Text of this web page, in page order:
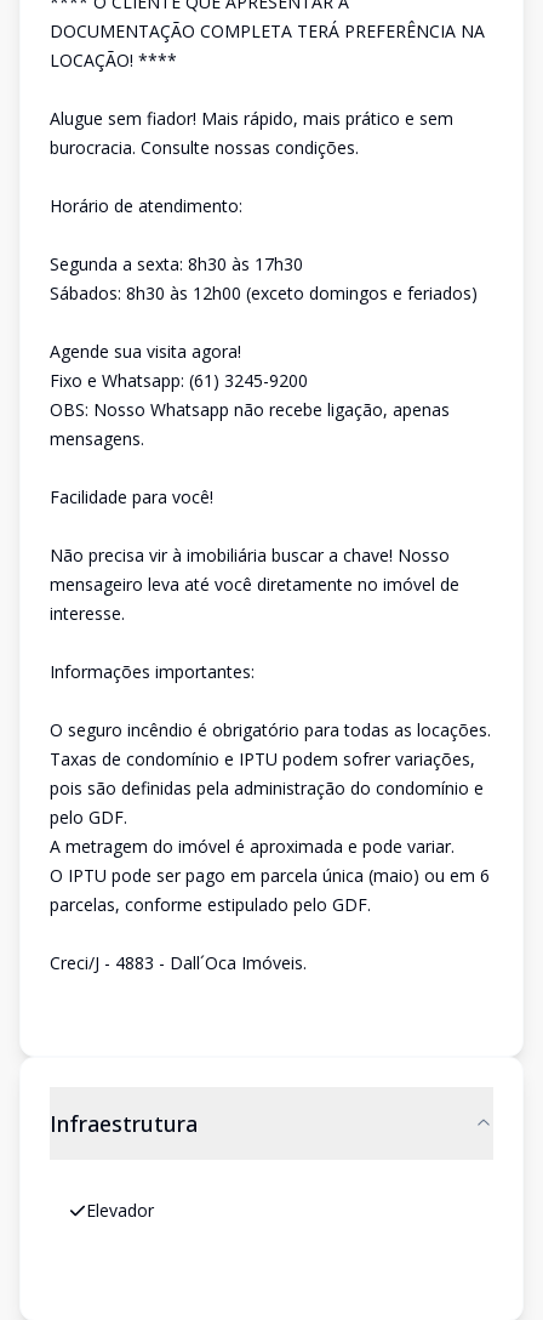
DOCUMENTAÇÃO COMPLETA TERÁ PREFERÊNCIA NA
LOCAÇÃO! ****
Alugue sem fiador! Mais rápido, mais prático e sem
burocracia. Consulte nossas condições.
Horário de atendimento:
Segunda a sexta: 8h30 às 17h30
Sábados: 8h30 às 12h00 (exceto domingos e feriados)
Agende sua visita agora!
Fixo e Whatsapp: (61) 3245-9200
OBS: Nosso Whatsapp não recebe ligação, apenas
mensagens.
Facilidade para você!
Não precisa vir à imobiliária buscar a chave! Nosso
mensageiro leva até você diretamente no imóvel de
interesse.
Informações importantes:
O seguro incêndio é obrigatório para todas as locações.
Taxas de condomínio e IPTU podem sofrer variações,
pois são definidas pela administração do condomínio e
pelo GDF.
A metragem do imóvel é aproximada e pode variar.
O IPTU pode ser pago em parcela única (maio) ou em 6
parcelas, conforme estipulado pelo GDF.
Creci/J - 4883 - Dall´Oca Imóveis.
Infraestrutura
Elevador